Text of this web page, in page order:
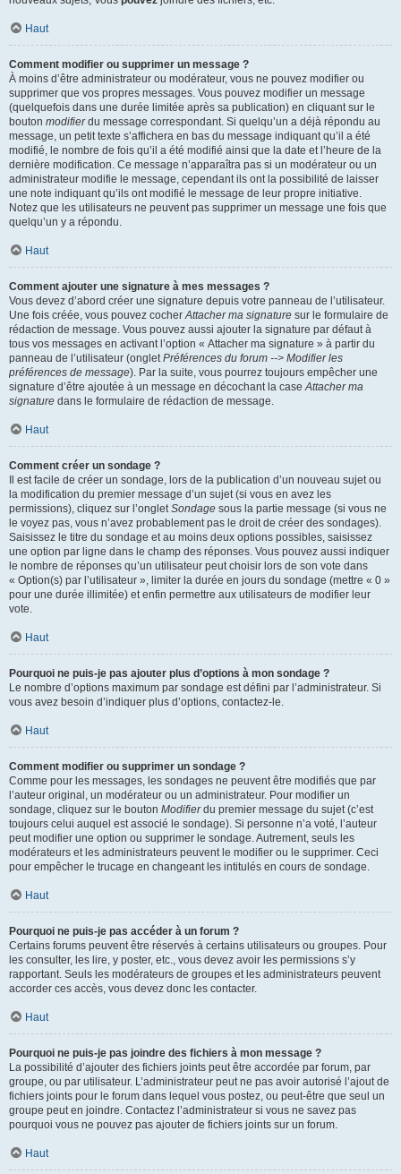
Haut
Comment modifier ou supprimer un message ?
À moins d’être administrateur ou modérateur, vous ne pouvez modifier ou
supprimer que vos propres messages. Vous pouvez modifier un message
(quelquefois dans une durée limitée après sa publication) en cliquant sur le
bouton modifierdu message correspondant. Si quelqu’un a déjà répondu au
message, un petit texte s’affichera en bas du message indiquant qu’il a été
modifié, le nombre de fois qu’il a été modifié ainsi que la date et l’heure de la
dernière modification. Ce message n’apparaîtra pas si un modérateur ou un
administrateur modifie le message, cependant ils ont la possibilité de laisser
une note indiquant qu’ils ont modifié le message de leur propre initiative.
Notez que les utilisateurs ne peuvent pas supprimer un message une fois que
quelqu’un y a répondu.
Haut
Comment ajouter une signature à mes messages ?
Vous devez d’abord créer une signature depuis votre panneau de l’utilisateur.
Une fois créée, vous pouvez cocher Attacher ma signature sur le formulaire de
rédaction de message. Vous pouvez aussi ajouter la signature par défaut à
tous vos messages en activant l’option « Attacher ma signature » à partir du
panneau de l’utilisateur (onglet Préférences du forum --> Modifier les
préférences de message). Par la suite, vous pourrez toujours empêcher une
signature d’être ajoutée à un message en décochant la case Attacher ma
signature dans le formulaire de rédaction de message.
Haut
Comment créer un sondage ?
Il est facile de créer un sondage, lors de la publication d’un nouveau sujet ou
la modification du premier message d’un sujet (si vous en avez les
permissions), cliquez sur l’onglet Sondage sous la partie message (si vous ne
le voyez pas, vous n’avez probablement pas le droit de créer des sondages).
Saisissez le titre du sondage et au moins deux options possibles, saisissez
une option par ligne dans le champ des réponses. Vous pouvez aussi indiquer
le nombre de réponses qu’un utilisateur peut choisir lors de son vote dans
« Option(s) par l’utilisateur », limiter la durée en jours du sondage (mettre « 0 »
pour une durée illimitée) et enfin permettre aux utilisateurs de modifier leur
vote.
Haut
Pourquoi ne puis-je pas ajouter plus d’options à mon sondage ?
Le nombre d’options maximum par sondage est défini par l’administrateur. Si
vous avez besoin d’indiquer plus d’options, contactez-le.
Haut
Comment modifier ou supprimer un sondage ?
Comme pour les messages, les sondages ne peuvent être modifiés que par
l’auteur original, un modérateur ou un administrateur. Pour modifier un
sondage, cliquez sur le bouton Modifierdu premier message du sujet (c’est
toujours celui auquel est associé le sondage). Si personne n’a voté, l’auteur
peut modifier une option ou supprimer le sondage. Autrement, seuls les
modérateurs et les administrateurs peuvent le modifier ou le supprimer. Ceci
pour empêcher le trucage en changeant les intitulés en cours de sondage.
Haut
Pourquoi ne puis-je pas accéder à un forum ?
Certains forums peuvent être réservés à certains utilisateurs ou groupes. Pour
les consulter, les lire, y poster, etc., vous devez avoir les permissions s’y
rapportant. Seuls les modérateurs de groupes et les administrateurs peuvent
accorder ces accès, vous devez donc les contacter.
Haut
Pourquoi ne puis-je pas joindre des fichiers à mon message ?
La possibilité d’ajouter des fichiers joints peut être accordée par forum, par
groupe, ou par utilisateur. L’administrateur peut ne pas avoir autorisé l’ajout de
fichiers joints pour le forum dans lequel vous postez, ou peut-être que seul un
groupe peut en joindre. Contactez l’administrateur si vous ne savez pas
pourquoi vous ne pouvez pas ajouter de fichiers joints sur un forum.
Haut